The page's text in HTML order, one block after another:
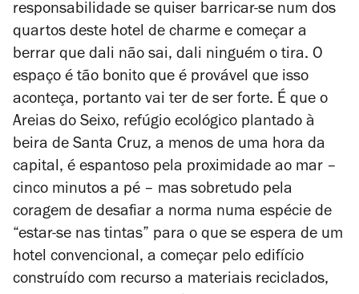
responsabilidade se quiser barricar-se num dos
quartos deste hotel de charme e começar a
berrar que dali não sai, dali ninguém o tira. O
espaço é tão bonito que é provável que isso
aconteça, portanto vai ter de ser forte. É que o
Areias do Seixo, refúgio ecológico plantado à
beira de Santa Cruz, a menos de uma hora da
capital, é espantoso pela proximidade ao mar –
cinco minutos a pé – mas sobretudo pela
coragem de desafiar a norma numa espécie de
“estar-se nas tintas” para o que se espera de um
hotel convencional, a começar pelo edifício
construído com recurso a materiais reciclados,